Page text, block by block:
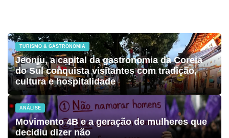
TURISMO & GASTRONOMIA
Jeonju, a capital da gastronomia da Coreia
do Sul conquista visitantes com tradição,
cultura e hospitalidade
ANÁLISE
Movimento 4B e a geração de mulheres que
decidiu dizer não